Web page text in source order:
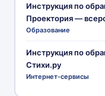
Инструкция по
Проектория —
Образование
Инструкция по
Стихи.ру
Интернет-сервисы